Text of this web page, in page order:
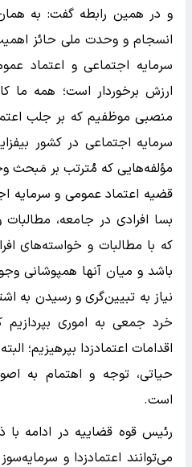
و در همین رابطه گفت: به
انسجام و وحدت ملی حائز
سرمایه اجتماعی و اعتماد
ارزش برخوردار است؛ همه ما
منصبی موظفیم که بر جلب
سرمایه اجتماعی در کشور
مؤلفه‌هایی که مُترتب بر مَبحث
قضیه اعتماد عمومی و سرمایه
بسا افرادی در جامعه،
که با مطالبات و خواسته‌های
باشد و میان آنها همپوشانی
نیاز به تبیین‌گری و رسیدن به
خرد جمعی به اموری بپردازیم
اقدامات اعتمادزدا بپرهیزیم؛
حیاتی، توجه و اهتمام به
است.
رئیس قوه قضاییه در ادامه با
می‌توانند اعتمادزدا و